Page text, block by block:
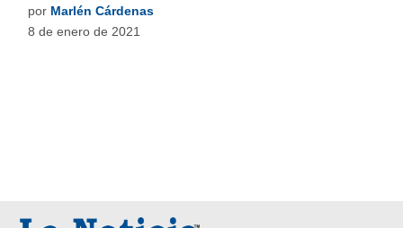
por Marlén Cárdenas
8 de enero de 2021